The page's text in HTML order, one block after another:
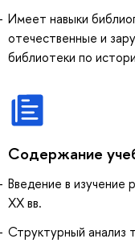
Имеет навыки
отечественные и
библиотеки по
Содержание
Введение в изучение
XX вв.
Структурный анализ